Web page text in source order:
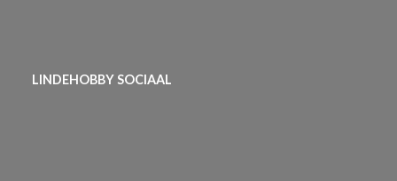
LINDEHOBBY SOCIAAL